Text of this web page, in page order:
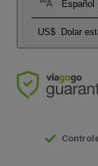
Español
US$ Dolar